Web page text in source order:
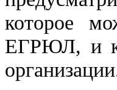
которое
ЕГРЮЛ, и